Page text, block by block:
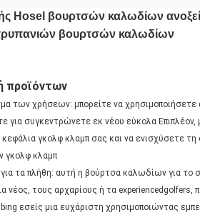
Hosel βουρτσών καλωδίων
βουρτσών καλωδίων
προϊόντων
των χρήσεων: μπορείτε να χρησιμοποιήσετε
για συγκεντρώνετε εκ νέου εύκολα
γκολφ κλαμπ σας και να ενισχύσετε
γκολφ κλαμπ
τα πλήθη: αυτή η βούρτσα καλωδίων για το
νέος, τους αρχαρίους ή τα experiencedgolfers,
εσείς μια ευχάριστη χρησιμοποιώντας